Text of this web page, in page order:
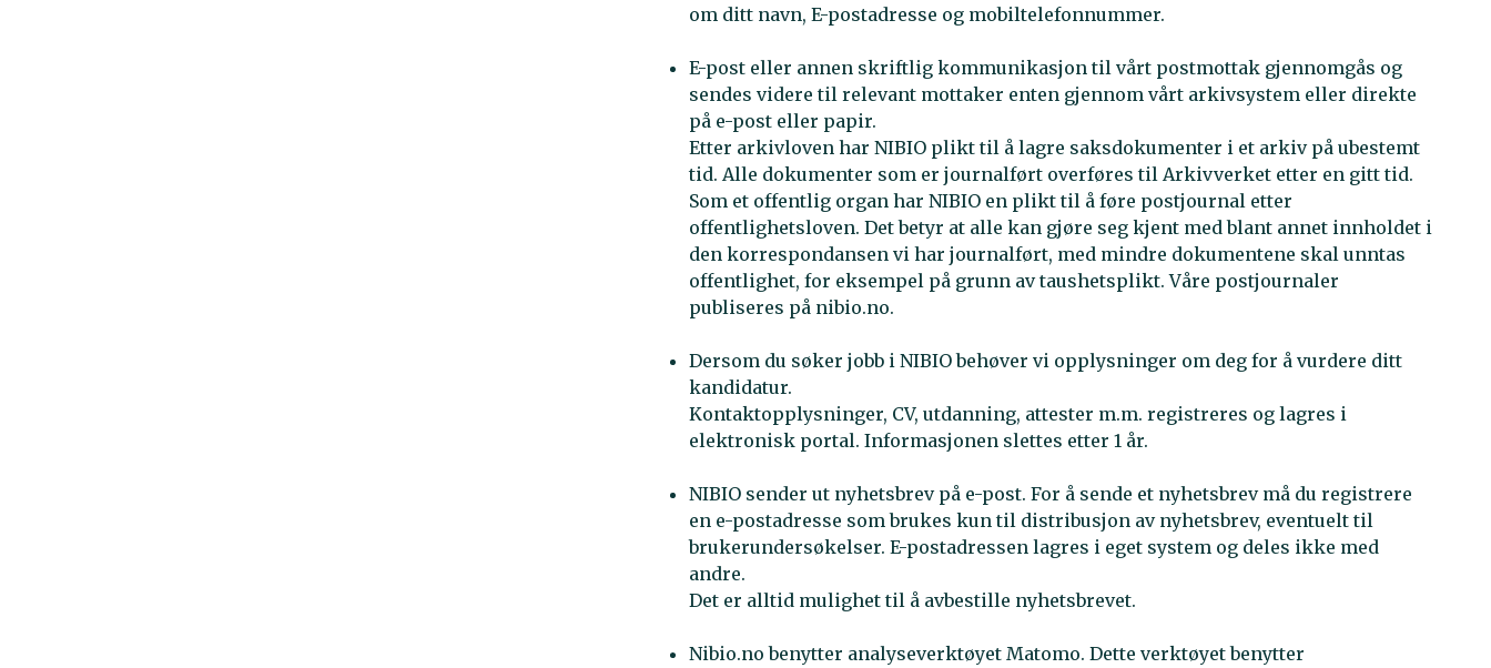
om ditt navn, E-postadresse og mobiltelefonnummer.
E-post eller annen skriftlig kommunikasjon til vårt postmottak gjennomgås og
sendes videre til relevant mottaker enten gjennom vårt arkivsystem eller direkte
på e-post eller papir.
Etter arkivloven har NIBIO plikt til å lagre saksdokumenter i et arkiv på ubestemt
tid. Alle dokumenter som er journalført overføres til Arkivverket etter en gitt tid.
Som et offentlig organ har NIBIO en plikt til å føre postjournal etter
offentlighetsloven. Det betyr at alle kan gjøre seg kjent med blant annet innholdet i
den korrespondansen vi har journalført, med mindre dokumentene skal unntas
offentlighet, for eksempel på grunn av taushetsplikt. Våre postjournaler
publiseres på nibio.no.
Dersom du søker jobb i NIBIO behøver vi opplysninger om deg for å vurdere ditt
kandidatur.
Kontaktopplysninger, CV, utdanning, attester m.m. registreres og lagres i
elektronisk portal. Informasjonen slettes etter 1 år.
NIBIO sender ut nyhetsbrev på e-post. For å sende et nyhetsbrev må du registrere
en e-postadresse som brukes kun til distribusjon av nyhetsbrev, eventuelt til
brukerundersøkelser. E-postadressen lagres i eget system og deles ikke med
andre.
Det er alltid mulighet til å avbestille nyhetsbrevet.
Nibio.no benytter analyseverktøyet Matomo. Dette verktøyet benytter